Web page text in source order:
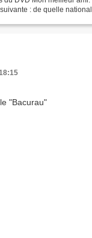
: de quelle